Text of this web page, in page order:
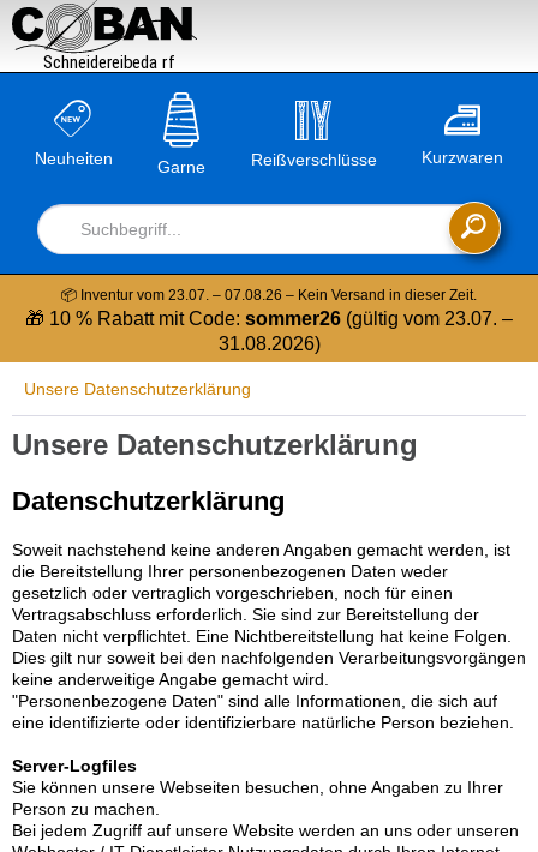

Neuheiten Garne

Reißverschlüsse Kurzwaren
📦 Inventur vom 23.07. – 07.08.26 – Kein Versand in dieser Zeit.
🎁 10 % Rabatt mit Code: sommer26 (gültig vom 23.07. –
31.08.2026)
Unsere Datenschutzerklärung
Unsere Datenschutzerklärung
Datenschutzerklärung
Soweit nachstehend keine anderen Angaben gemacht werden, ist
die Bereitstellung Ihrer personenbezogenen Daten weder
gesetzlich oder vertraglich vorgeschrieben, noch für einen
Vertragsabschluss erforderlich. Sie sind zur Bereitstellung der
Daten nicht verpflichtet. Eine Nichtbereitstellung hat keine Folgen.
Dies gilt nur soweit bei den nachfolgenden Verarbeitungsvorgängen
keine anderweitige Angabe gemacht wird.
"Personenbezogene Daten" sind alle Informationen, die sich auf
eine identifizierte oder identifizierbare natürliche Person beziehen.
Server-Logfiles
Sie können unsere Webseiten besuchen, ohne Angaben zu Ihrer
Person zu machen.
Bei jedem Zugriff auf unsere Website werden an uns oder unseren